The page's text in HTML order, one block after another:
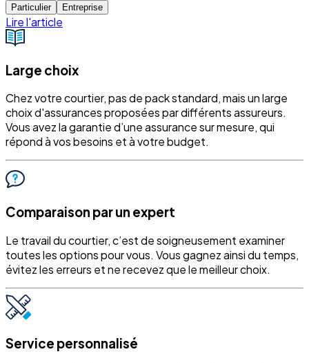
Particulier Entreprise
Lire l'article
Large choix
Chez votre courtier, pas de pack standard, mais un large
choix d'assurances proposées par différents assureurs.
Vous avez la garantie d’une assurance sur mesure, qui
répond à vos besoins et à votre budget.
Comparaison par un expert
Le travail du courtier, c’est de soigneusement examiner
toutes les options pour vous. Vous gagnez ainsi du temps,
évitez les erreurs et ne recevez que le meilleur choix.
Service personnalisé